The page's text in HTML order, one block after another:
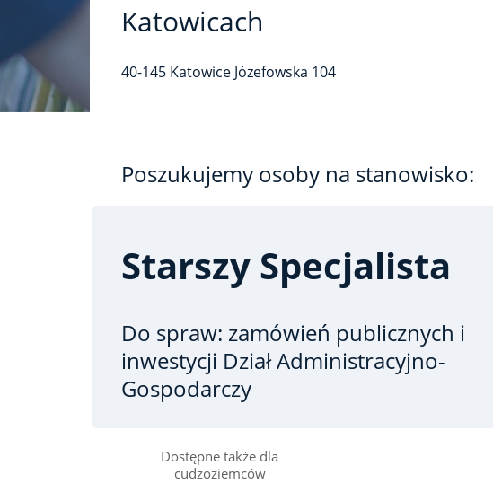
Katowicach
40-145 Katowice Józefowska 104
Poszukujemy osoby na stanowisko:
Starszy Specjalista
Do spraw: zamówień publicznych i
inwestycji Dział Administracyjno-
Gospodarczy
Dostępne także dla
cudzoziemców